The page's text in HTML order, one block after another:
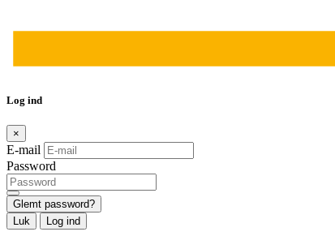
Log ind
×
E-mail
Password
Glemt password?
Luk
Log ind